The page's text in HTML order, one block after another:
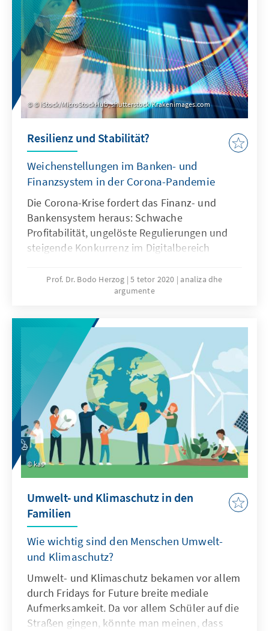
Progressionsvorbehalts und bewertet diese.
Außerdem wird ein Reformvorschlag
beleuchtet.
© iStock/MicroStockHub, shutterstock/Krakenimages.com
Resilienz und Stabilität?
Weichenstellungen im Banken- und
Finanzsystem in der Corona-Pandemie
Die Corona-Krise fordert das Finanz- und
Bankensystem heraus: Schwache
Profitabilität, ungelöste Regulierungen und
steigende Konkurrenz im Digitalbereich
Finanzkrise 2008/2009 ist das Finanzsystem
heute deutlich resilienter. Allerdings besteht
Eigenkapitalrücklagen und Finanzaufsicht.
Unser Analysen & Argumente geht auf die
schwierige Lage ein und zeigt
Handlungsempfehlungen auf, die unbedingt
eingeleitet werden sollten.
Prof. Dr. Bodo Herzog 5 tetor 2020 analiza dhe
argumente
kas
Umwelt- und Klimaschutz in den
Familien
Wie wichtig sind den Menschen Umwelt-
und Klimaschutz?
Umwelt- und Klimaschutz bekamen vor allem
durch Fridays for Future breite mediale
Aufmerksamkeit. Da vor allem Schüler auf die
Straßen gingen, könnte man meinen, dass